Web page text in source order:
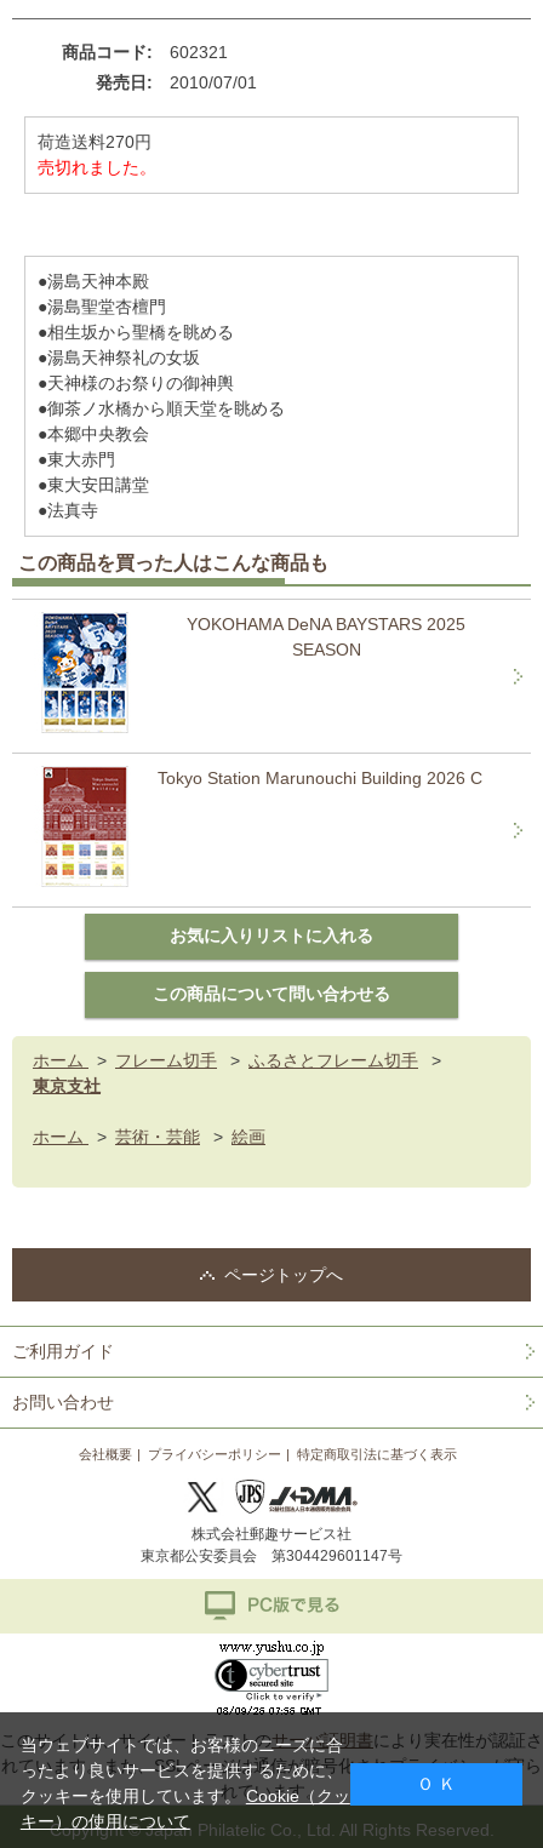
商品コード
602321
発売日
2010/07/01
荷造送料270円
売切れました。
●湯島天神本殿
●湯島聖堂杏檀門
●相生坂から聖橋を眺める
●湯島天神祭礼の女坂
●天神様のお祭りの御神輿
●御茶ノ水橋から順天堂を眺める
●本郷中央教会
●東大赤門
●東大安田講堂
●法真寺
この商品を買った人はこんな商品も
YOKOHAMA DeNA BAYSTARS 2025
SEASON
Tokyo Station Marunouchi Building 2026 C
ホーム > フレーム切手 > ふるさとフレーム切手
>
東京支社
ホーム > 芸術・芸能 > 絵画
ページトップへ
ご利用ガイド
お問い合わせ
会社概要 プライバシーポリシー 特定商取引法に基づく表示
株式会社郵趣サービス社
東京都公安委員会 第304429601147号
このサイトは、サイバートラストのサーバ証明書により実在性が認証さ
れています。また、SSLページは通信が暗号化されプライバシーが守ら
れています。
Copyright © Japan Philatelic Co., Ltd. All Rights Reserved.
当ウェブサイトでは、お客様のニーズに合
ったより良いサービスを提供するために、
クッキーを使用しています。Cookie（クッ
キー）の使用について
Ｏ Ｋ